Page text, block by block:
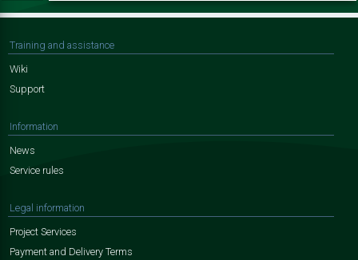
Training and assistance
Wiki
Support
Information
News
Service rules
Legal information
Project Services
Payment and Delivery Terms